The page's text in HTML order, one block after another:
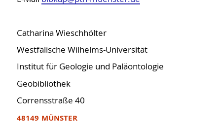
Catharina Wieschhölter
Westfälische Wilhelms-Universität
Institut für Geologie und Paläontologie
Geobibliothek
Corrensstraße 40
48149 MÜNSTER